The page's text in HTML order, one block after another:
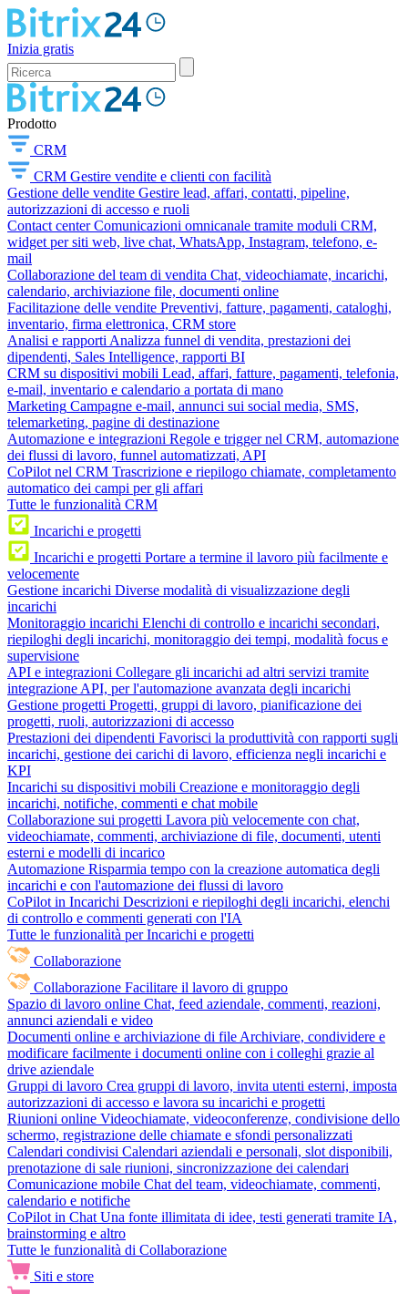
Inizia gratis
Prodotto
CRM
CRM Gestire vendite e clienti con facilità
Gestione delle vendite Gestire lead, affari, contatti, pipeline,
autorizzazioni di accesso e ruoli
Contact center Comunicazioni omnicanale tramite moduli CRM,
widget per siti web, live chat, WhatsApp, Instagram, telefono, e-
mail
Collaborazione del team di vendita Chat, videochiamate, incarichi,
calendario, archiviazione file, documenti online
Facilitazione delle vendite Preventivi, fatture, pagamenti, cataloghi,
inventario, firma elettronica, CRM store
Analisi e rapporti Analizza funnel di vendita, prestazioni dei
dipendenti, Sales Intelligence, rapporti BI
CRM su dispositivi mobili Lead, affari, fatture, pagamenti, telefonia,
e-mail, inventario e calendario a portata di mano
Marketing Campagne e-mail, annunci sui social media, SMS,
telemarketing, pagine di destinazione
Automazione e integrazioni Regole e trigger nel CRM, automazione
dei flussi di lavoro, funnel automatizzati, API
CoPilot nel CRM Trascrizione e riepilogo chiamate, completamento
automatico dei campi per gli affari
Tutte le funzionalità CRM
Incarichi e progetti
Incarichi e progetti Portare a termine il lavoro più facilmente e
velocemente
Gestione incarichi Diverse modalità di visualizzazione degli
incarichi
Monitoraggio incarichi Elenchi di controllo e incarichi secondari,
riepiloghi degli incarichi, monitoraggio dei tempi, modalità focus e
supervisione
API e integrazioni Collegare gli incarichi ad altri servizi tramite
integrazione API, per l'automazione avanzata degli incarichi
Gestione progetti Progetti, gruppi di lavoro, pianificazione dei
progetti, ruoli, autorizzazioni di accesso
Prestazioni dei dipendenti Favorisci la produttività con rapporti sugli
incarichi, gestione dei carichi di lavoro, efficienza negli incarichi e
KPI
Incarichi su dispositivi mobili Creazione e monitoraggio degli
incarichi, notifiche, commenti e chat mobile
Collaborazione sui progetti Lavora più velocemente con chat,
videochiamate, commenti, archiviazione di file, documenti, utenti
esterni e modelli di incarico
Automazione Risparmia tempo con la creazione automatica degli
incarichi e con l'automazione dei flussi di lavoro
CoPilot in Incarichi Descrizioni e riepiloghi degli incarichi, elenchi
di controllo e commenti generati con l'IA
Tutte le funzionalità per Incarichi e progetti
Collaborazione
Collaborazione Facilitare il lavoro di gruppo
Spazio di lavoro online Chat, feed aziendale, commenti, reazioni,
annunci aziendali e video
Documenti online e archiviazione di file Archiviare, condividere e
modificare facilmente i documenti online con i colleghi grazie al
drive aziendale
Gruppi di lavoro Crea gruppi di lavoro, invita utenti esterni, imposta
autorizzazioni di accesso e lavora su incarichi e progetti
Riunioni online Videochiamate, videoconferenze, condivisione dello
schermo, registrazione delle chiamate e sfondi personalizzati
Calendari condivisi Calendari aziendali e personali, slot disponibili,
prenotazione di sale riunioni, sincronizzazione dei calendari
Comunicazione mobile Chat del team, videochiamate, commenti,
calendario e notifiche
CoPilot in Chat Una fonte illimitata di idee, testi generati tramite IA,
brainstorming e altro
Tutte le funzionalità di Collaborazione
Siti e store